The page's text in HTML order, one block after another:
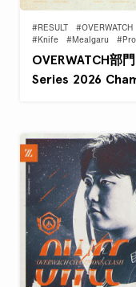
#RESULT #OVERWATCH
#Knife
#Mealgaru
OVERWATCH部
Series 2026